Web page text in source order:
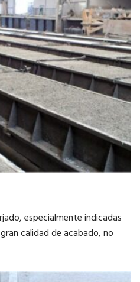
especialmente indicadas
calidad de acabado, no